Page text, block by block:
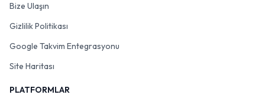
Bize Ulaşın
Gizlilik Politikası
Google Takvim Entegrasyonu
Site Haritası
PLATFORMLAR